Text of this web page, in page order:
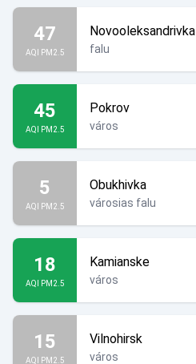
47
AQI PM2.5
Novooleksandrivka
falu
45
AQI PM2.5
Pokrov
város
5
AQI PM2.5
Obukhivka
városias falu
18
AQI PM2.5
Kamianske
város
15
AQI PM2.5
Vilnohirsk
város